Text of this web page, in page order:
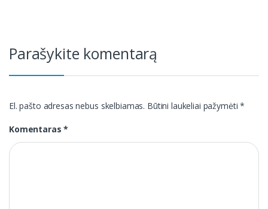
Parašykite komentarą
El. pašto adresas nebus skelbiamas. Būtini laukeliai pažymėti*
Komentaras*